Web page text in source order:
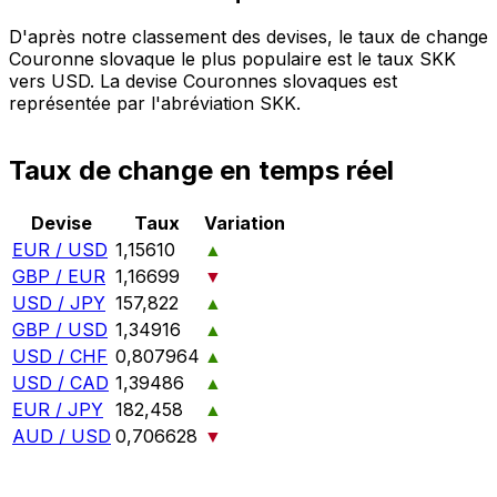
D'après notre classement des devises, le taux de change
Couronne slovaque le plus populaire est le taux SKK
vers USD. La devise Couronnes slovaques est
représentée par l'abréviation SKK.
Taux de change en temps réel
Devise Taux
Variation
EUR / USD 1,15610
▲
GBP / EUR 1,16699
▼
USD / JPY 157,822
▲
GBP / USD 1,34916
▲
USD / CHF 0,807964 ▲
USD / CAD 1,39486
▲
EUR / JPY 182,458
▲
AUD / USD 0,706628 ▼